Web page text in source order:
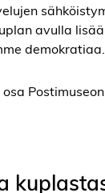
avulla
demokratiaa.
Postimuseon